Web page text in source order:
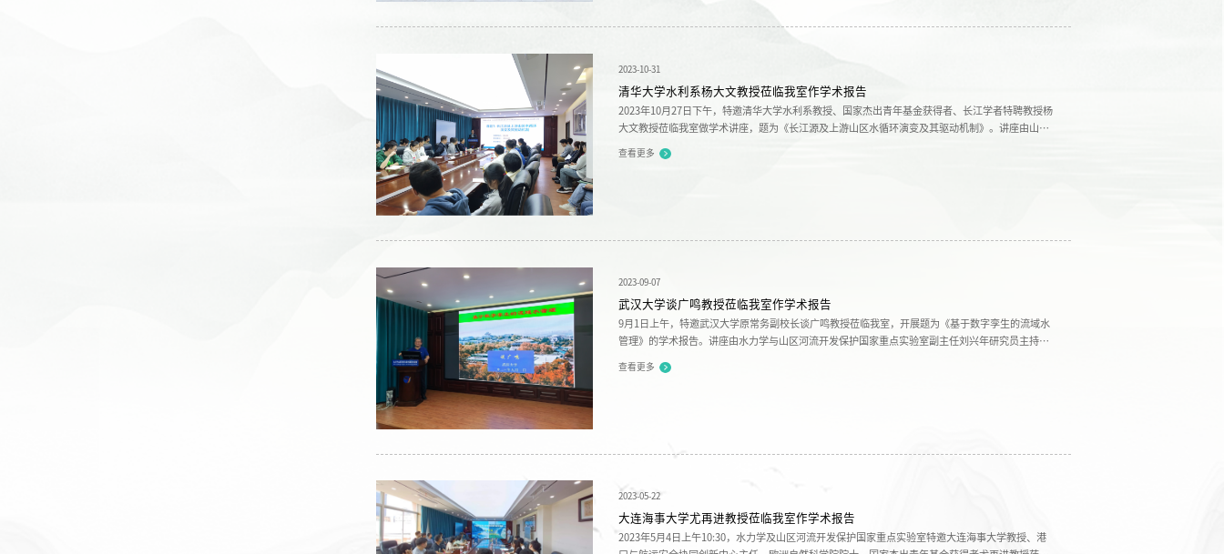
2023-10-31
清华大学水利系杨大文教授莅临我室作学术报告
2023年10月27日下午，特邀清华大学水利系教授、国家杰出青年基金获得者、长江学者特聘教授杨
大文教授莅临我室做学术讲座，题为《长江源及上游山区水循环演变及其驱动机制》。讲座由山区
查看更多
2023-09-07
武汉大学谈广鸣教授莅临我室作学术报告
9月1日上午，特邀武汉大学原常务副校长谈广鸣教授莅临我室，开展题为《基于数字孪生的流域水
管理》的学术报告。讲座由水力学与山区河流开发保护国家重点实验室副主任刘兴年研究员主持，
查看更多
2023-05-22
大连海事大学尤再进教授莅临我室作学术报告
2023年5月4日上午10:30，水力学及山区河流开发保护国家重点实验室特邀大连海事大学教授、港